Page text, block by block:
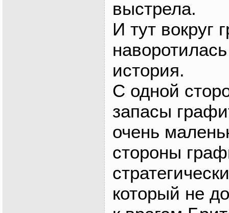
выстрела.
И тут вокруг
история.
С одной
запасы
очень
стороны
который не